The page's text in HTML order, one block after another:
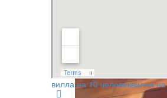
вилла на 10 человеквилла